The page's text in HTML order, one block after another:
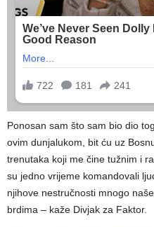
Ponosan sam što sam bio dio
ovim dunjalukom, bit ću uz
trenutaka koji me čine tužnim i
su jedno vrijeme komandovali
njihove nestručnosti mnogo
brdima – kaže Divjak za Faktor.